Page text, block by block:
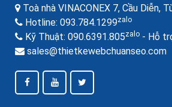
Toà nhà VINACONEX 7, Cầu Diễn,
Hotline: 093.784.1299zalo
Kỹ Thuật: 090.6391.805zalo - Hỗ
sales@thietkewebchuanseo.com